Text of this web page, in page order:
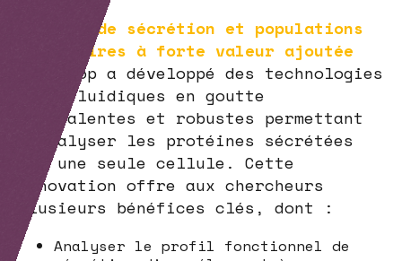
Profils de sécrétion et populations
cellulaires à forte valeur ajoutée
LiveDrop a développé des technologies
microfluidiques en goutte
polyvalentes et robustes permettant
d’analyser les protéines sécrétées
par une seule cellule. Cette
innovation offre aux chercheurs
plusieurs bénéfices clés, dont :
Analyser le profil fonctionnel de